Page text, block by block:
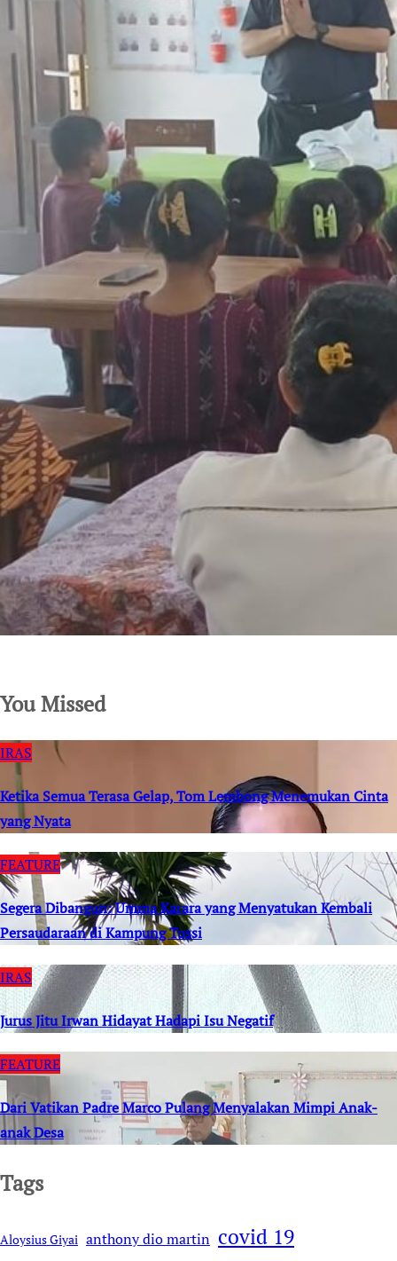
You Missed
IRAS
Ketika Semua Terasa Gelap, Tom Lembong Menemukan Cinta
yang Nyata
FEATURE
Segera Dibangun: Umma Karara yang Menyatukan Kembali
Persaudaraan di Kampung Tossi
IRAS
Jurus Jitu Irwan Hidayat Hadapi Isu Negatif
FEATURE
Dari Vatikan Padre Marco Pulang Menyalakan Mimpi Anak-
anak Desa
Tags
Aloysius Giyai anthony dio martin covid 19